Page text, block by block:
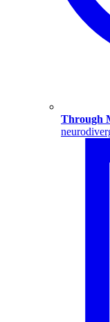
Through